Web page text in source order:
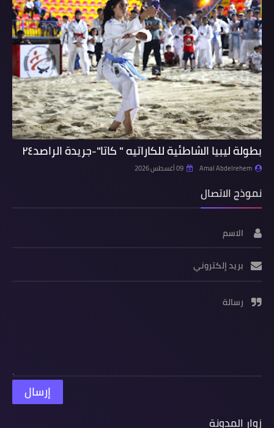
بطولة ليبيا الشاطئية للكاراتيه " كاتا"-جريدة الراصد٢٤
Amal Abdelrehem 09 أغسطس 2026
نموذج الاتصال
الاسم
بريد إلكتروني
رسالة
زوار المدونة